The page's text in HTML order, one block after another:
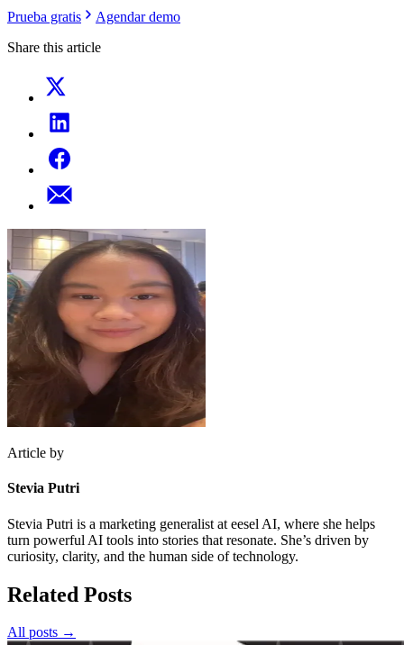
Prueba gratis
Agendar demo
Share this article
Article by
Stevia Putri
Stevia Putri is a marketing generalist at eesel AI, where she helps
turn powerful AI tools into stories that resonate. She’s driven by
curiosity, clarity, and the human side of technology.
Related Posts
All posts →